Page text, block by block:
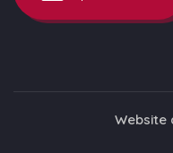
Website